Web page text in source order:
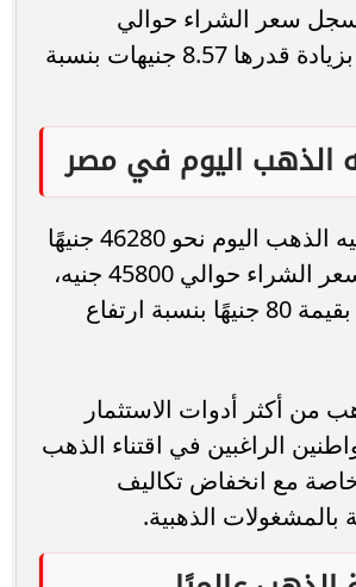
سعر الشراء حوالي
4907.25 جنيهًا، بزيادة قدرها 8.57 جنيهات بنسبة
الذهب اليوم في مصر
سجل سعر الجنيه الذهب اليوم نحو 46280 جنيهًا
للبيع، بينما بلغ سعر الشراء حوالي 45800 جنيه،
مع تسجيل تغير بقيمة 80 جنيهًا بنسبة ارتفاع
من أكثر أدوات الاستثمار
الراغبين في اقتناء الذهب
مع انخفاض تكاليف
بالمشغولات الذهبية.